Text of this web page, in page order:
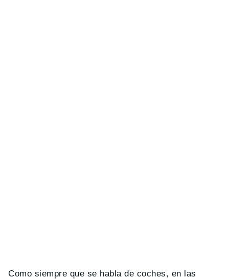
Como siempre que se habla de coches, en las